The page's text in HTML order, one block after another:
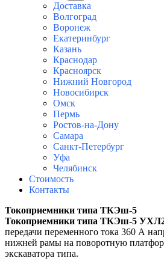
Доставка
Волгоград
Воронеж
Екатеринбург
Казань
Краснодар
Красноярск
Нижний Новгород
Новосибирск
Омск
Пермь
Ростов-на-Дону
Самара
Санкт-Петербург
Уфа
Челябинск
Стоимость
Контакты
Токоприемники типа ТКЭш-5
Токоприемники типа ТКЭш-5
передачи переменного тока 360 А
нижней рамы на поворотную
экскаватора типа.